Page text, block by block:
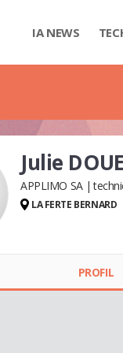
IA NEWS
Julie
APPLIMO SA
LA FERTE BERNARD
PROFIL